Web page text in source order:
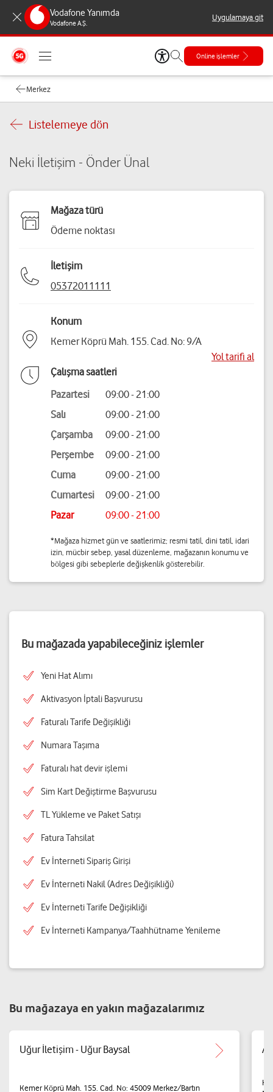
Vodafone Yanımda
Vodafone A.Ş.
Uygulamaya git
Online işlemler
Merkez
Listelemeye dön
Neki İletişim - Önder Ünal
Mağaza türü
Ödeme noktası
İletişim
05372011111
Konum
Kemer Köprü Mah. 155. Cad. No: 9/A
Yol tarifi al
Çalışma saatleri
Pazartesi
09:00 - 21:00
Salı
09:00 - 21:00
Çarşamba
09:00 - 21:00
Perşembe
09:00 - 21:00
Cuma
09:00 - 21:00
Cumartesi
09:00 - 21:00
Pazar
09:00 - 21:00
*Mağaza hizmet gün ve saatlerimiz; resmi tatil, dini tatil, idari
izin, mücbir sebep, yasal düzenleme, mağazanın konumu ve
bölgesi gibi sebeplerle değişkenlik gösterebilir.
Bu mağazada yapabileceğiniz işlemler
Yeni Hat Alımı
Aktivasyon İptali Başvurusu
Faturalı Tarife Değişikliği
Numara Taşıma
Faturalı hat devir işlemi
Sim Kart Değiştirme Başvurusu
TL Yükleme ve Paket Satışı
Fatura Tahsilat
Ev İnterneti Sipariş Girişi
Ev İnterneti Nakil (Adres Değişikliği)
Ev İnterneti Tarife Değişikliği
Ev İnterneti Kampanya/Taahhütname Yenileme
Bu mağazaya en yakın mağazalarımız
Uğur İletişim - Uğur Baysal
Kemer Köprü Mah. 155. Cad. No: 45009 Merkez/Bartın